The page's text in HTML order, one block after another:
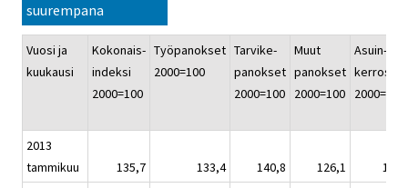
suurempana
Vuosi ja
kuukausi
Kokonais-
indeksi
2000=100
Työpanokset
2000=100
Tarvike-
panokset
2000=100
Muut
panokset
2000=100
Asuin-
2000=100
2013
tammikuu
135,7 133,4 140,8 126,1